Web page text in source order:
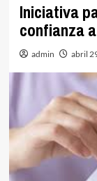
Iniciativa
confianza
admin abril